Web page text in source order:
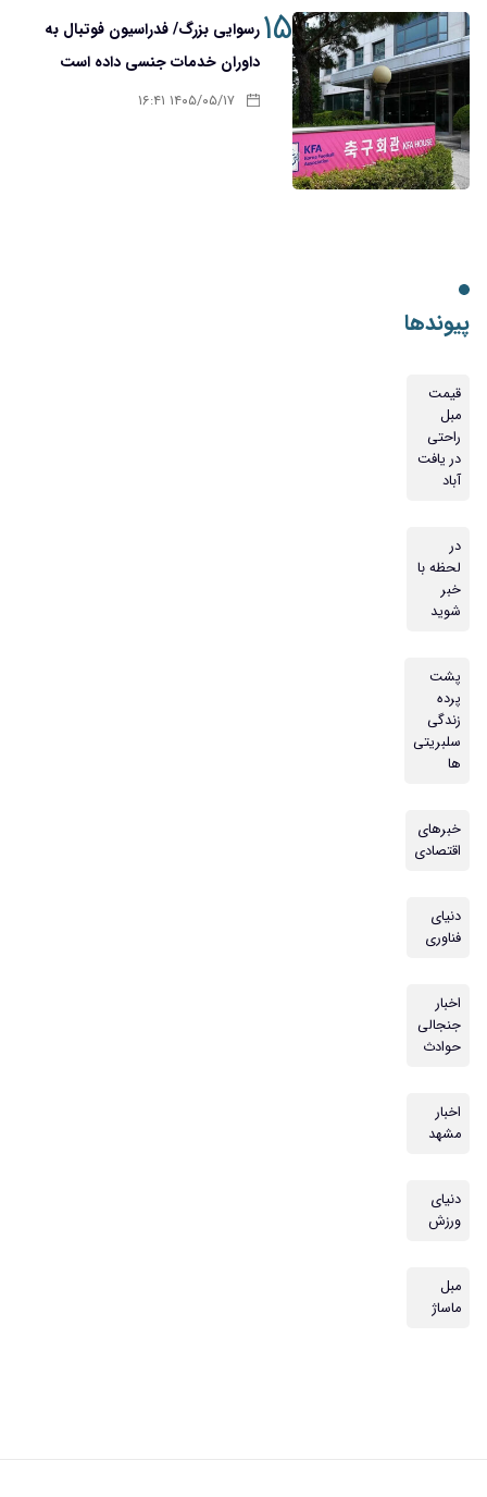
۱۵رسوایی بزرگ/ فدراسیون فوتبال به
داوران خدمات جنسی داده است
۱۴۰۵/۰۵/۱۷ ۱۶:۴۱
پیوندها
قیمت
مبل
راحتی
در یافت
آباد
در
لحظه با
خبر
شوید
پشت
پرده
زندگی
سلبریتی
ها
خبرهای
اقتصادی
دنیای
فناوری
اخبار
جنجالی
حوادث
اخبار
مشهد
دنیای
ورزش
مبل
ماساژ